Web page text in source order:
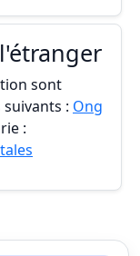
sont
: Ong
: